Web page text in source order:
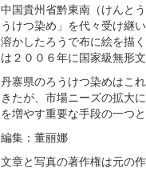
中国貴州省黔東南（けんと
うけつ染め」を代々受け継
溶かしたろうで布に絵を描
は２００６年に国家級無形
丹寨県のろうけつ染めはこ
きたが、市場ニーズの拡大
を増やす重要な手段の一つと
編集：董丽娜
文章と写真の著作権は元の